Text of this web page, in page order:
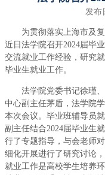
发布
为贯彻落实上海市及
近日法学院召开2024届毕
交流就业工作经验，研究
毕业生就业工作。
法学院党委书记徐瑾
中心副主任茅盾，法学院
本次会议。毕业班辅导员
副主任结合2024届毕业生
行了专题指导，与会老师
细化开展进行了研究讨论
就业工作是高校学生培养